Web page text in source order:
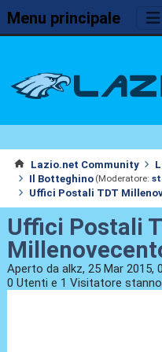
Menu principale
Lazio.net Community
Il Botteghino (Moderatore:
Uffici Postali TDT
Uffici Postali
Aperto da alkz, 25 Mar 2015,
0 Utenti e 1 Visitatore